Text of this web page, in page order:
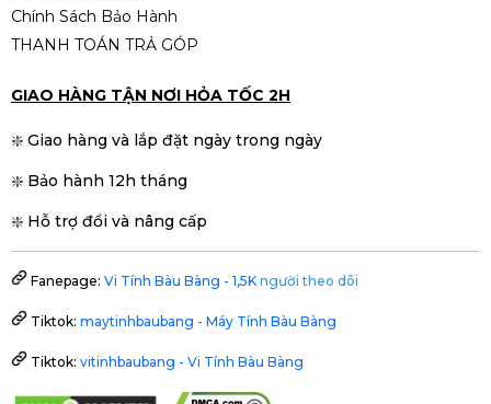
Chính Sách Bảo Hành
THANH TOÁN TRẢ GÓP
GIAO HÀNG TẬN NƠI HỎA TỐC 2H
❇️ Giao hàng và lắp đặt ngày trong ngày
❇️ Bảo hành 12h tháng
❇️ Hỗ trợ đổi và nâng cấp
Fanepage: Vi Tính Bàu Bàng - 1,5K người theo dõi
Tiktok: maytinhbaubang - Máy Tính Bàu Bàng
Tiktok: vitinhbaubang - Vi Tính Bàu Bàng